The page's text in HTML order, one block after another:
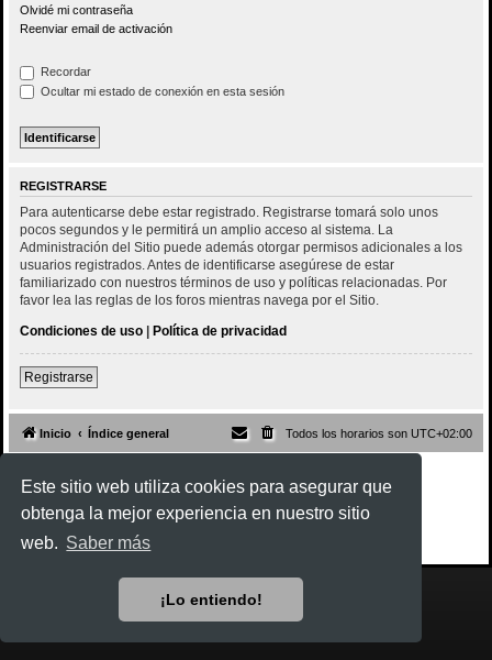
Este sitio web utiliza cookies para asegurar que
obtenga la mejor experiencia en nuestro sitio
web. Saber más
¡Lo entiendo!
Olvidé mi contraseña
Reenviar email de activación
Recordar
Ocultar mi estado de conexión en esta sesión
REGISTRARSE
Para autenticarse debe estar registrado. Registrarse tomará solo unos
pocos segundos y le permitirá un amplio acceso al sistema. La
Administración del Sitio puede además otorgar permisos adicionales a los
usuarios registrados. Antes de identificarse asegúrese de estar
familiarizado con nuestros términos de uso y políticas relacionadas. Por
favor lea las reglas de los foros mientras navega por el Sitio.
Condiciones de uso | Política de privacidad
Registrarse
Inicio Índice general Todos los horarios son UTC+02:00
StyleRock'n Rollported 3.3 byphpBB Spain
Traducción al español por phpBB España